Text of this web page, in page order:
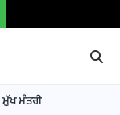
ਮੁੱਖ ਮੰਤਰੀ